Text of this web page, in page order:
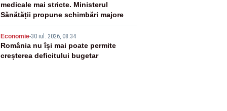
medicale mai stricte. Ministerul
Sănătății propune schimbări majore
Economie-30 iul. 2026, 08:34
România nu își mai poate permite
creșterea deficitului bugetar